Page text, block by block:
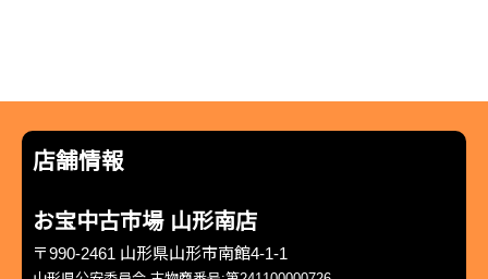
店舗情報
お宝中古市場 山形南店
〒990-2461 山形県山形市南館4-1-1